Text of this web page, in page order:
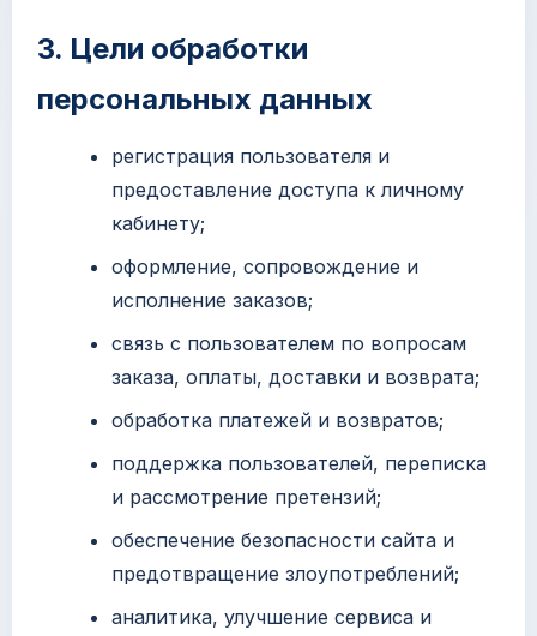
3. Цели обработки
персональных данных
регистрация пользователя и
предоставление доступа к личному
кабинету;
оформление, сопровождение и
исполнение заказов;
связь с пользователем по вопросам
заказа, оплаты, доставки и возврата;
обработка платежей и возвратов;
поддержка пользователей, переписка
и рассмотрение претензий;
обеспечение безопасности сайта и
предотвращение злоупотреблений;
аналитика, улучшение сервиса и